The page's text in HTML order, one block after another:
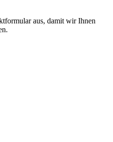
aus, damit wir Ihnen